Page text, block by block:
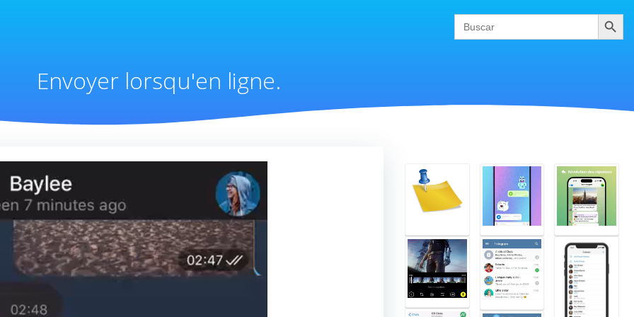
Search
for:
Buscar
Envoyer lorsqu'en ligne.